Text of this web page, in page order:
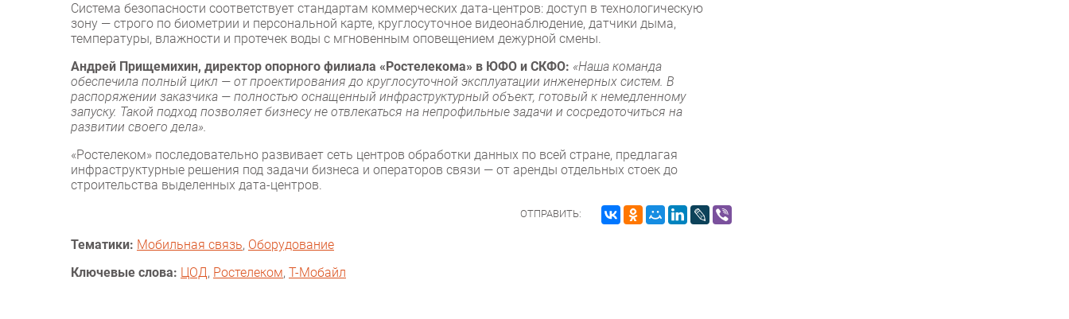
Система безопасности соответствует стандартам коммерческих дата-центров: доступ в технологическую
зону — строго по биометрии и персональной карте, круглосуточное видеонаблюдение, датчики дыма,
температуры, влажности и протечек воды с мгновенным оповещением дежурной смены.
Андрей Прищемихин, директор опорного филиала «Ростелекома» в ЮФО и СКФО: «Наша команда
обеспечила полный цикл — от проектирования до круглосуточной эксплуатации инженерных систем. В
распоряжении заказчика — полностью оснащенный инфраструктурный объект, готовый к немедленному
запуску. Такой подход позволяет бизнесу не отвлекаться на непрофильные задачи и сосредоточиться на
развитии своего дела».
«Ростелеком» последовательно развивает сеть центров обработки данных по всей стране, предлагая
инфраструктурные решения под задачи бизнеса и операторов связи — от аренды отдельных стоек до
строительства выделенных дата-центров.
ОТПРАВИТЬ:
Тематики: Мобильная связь, Оборудование
Ключевые слова: ЦОД, Ростелеком, Т-Мобайл